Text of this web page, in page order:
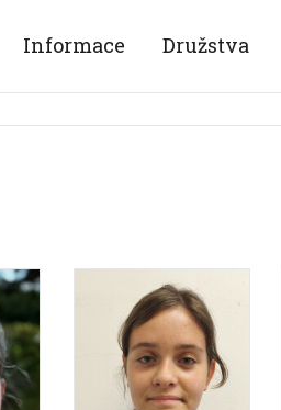
Informace Družstva